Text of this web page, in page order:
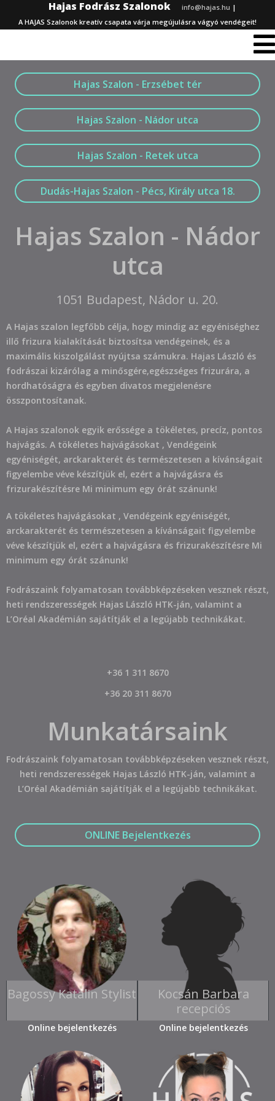
Hajas Fodrász Szalonok info@hajas.hu |
A HAJAS Szalonok kreatív csapata várja megújulásra vágyó vendégeit!
Hajas Szalon - Erzsébet tér
Hajas Szalon - Nádor utca
Hajas Szalon - Retek utca
Dudás-Hajas Szalon - Pécs, Király utca 18.
Hajas Szalon - Nádor
utca
1051 Budapest, Nádor u. 20.
A Hajas szalon legfőbb célja, hogy mindig az egyéniséghez
illő frizura kialakítását biztosítsa vendégeinek, és a
maximális kiszolgálást nyújtsa számukra. Hajas László és
fodrászai kizárólag a minősgére,egészséges frizurára, a
hordhatóságra és egyben divatos megjelenésre
összpontosítanak.
A Hajas szalonok egyik erőssége a tökéletes, precíz, pontos
hajvágás. A tökéletes hajvágásokat , Vendégeink
egyéniségét, arckarakterét és természetesen a kívánságait
figyelembe véve készítjük el, ezért a hajvágásra és
frizurakészítésre Mi minimum egy órát szánunk!
A tökéletes hajvágásokat , Vendégeink egyéniségét,
arckarakterét és természetesen a kívánságait figyelembe
véve készítjük el, ezért a hajvágásra és frizurakészítésre Mi
minimum egy órát szánunk!
Fodrászaink folyamatosan továbbképzéseken vesznek részt,
heti rendszerességek Hajas László HTK-ján, valamint a
L’Oréal Akadémián sajátítják el a legújabb technikákat.
+36 1 311 8670
+36 20 311 8670
Munkatársaink
Fodrászaink folyamatosan továbbképzéseken vesznek részt,
heti rendszerességek Hajas László HTK-ján, valamint a
L’Oréal Akadémián sajátítják el a legújabb technikákat.
ONLINE Bejelentkezés
Bagossy Katalin Stylist
Online bejelentkezés
Kocsán Barbara
recepciós
Online bejelentkezés